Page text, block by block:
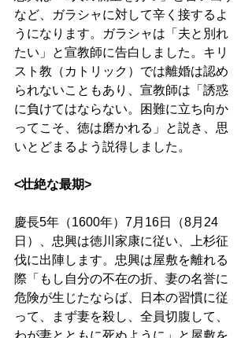
など、ガラシャに対して辛く接するよ
うになります。ガラシャは「夫と別れ
たい」と宣教師に告白しました。キリ
スト教（カトリック）では離婚は認め
られないこともあり、宣教師は「誘惑
に負けてはならない。困難に立ち向か
ってこそ、徳は磨かれる」と説き、思
いとどまるよう説得しました。
<壮絶な最期>
慶長5年（1600年）7月16日（8月24
日）、忠興は徳川家康に従い、上杉征
伐に出陣します。忠興は屋敷を離れる
際「もし自分の不在の折、妻の名誉に
危険が生じたならば、日本の習慣に従
って、まず妻を殺し、全員切腹して、
わが妻とともに死ぬように」と屋敷を